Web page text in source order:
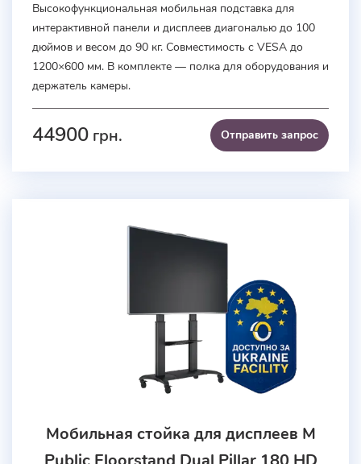
Высокофункциональная мобильная подставка для
интерактивной панели и дисплеев диагональю до 100
дюймов и весом до 90 кг. Совместимость с VESA до
1200×600 мм. В комплекте — полка для оборудования и
держатель камеры.
44900 грн. Отправить запроc
Мобильная стойка для дисплеев M